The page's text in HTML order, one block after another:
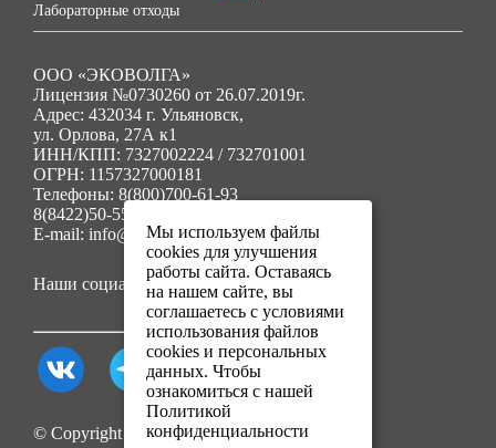
Лабораторные отходы
ООО «ЭКОВОЛГА»
Лицензия №0730260 от 26.07.2019г.
Адрес: 432034 г. Ульяновск,
ул. Орлова, 27А к1
ИНН/КПП: 7327002224 / 732701001
ОГРН: 1157327000181
Телефоны: 8(800)700-61-93
8(8422)50-55-91
E-mail: info@ecovolga73.ru
Наши социальные сети:
© Copyright 2025. Все права защищены.
Мы используем файлы
cookies для улучшения
работы сайта. Оставаясь
на нашем сайте, вы
соглашаетесь с условиями
использования файлов
cookies и персональных
данных. Чтобы
ознакомиться с нашей
Политикой
конфиденциальности